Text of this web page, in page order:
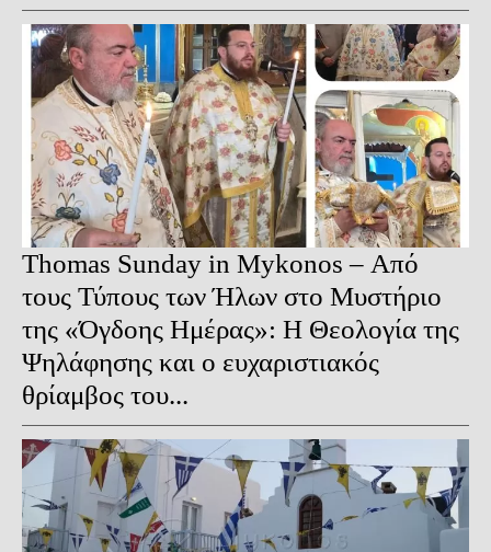
Thomas Sunday in Mykonos – Από
τους Τύπους των Ήλων στο Μυστήριο
της «Όγδοης Ημέρας»: Η Θεολογία της
Ψηλάφησης και ο ευχαριστιακός
θρίαμβος του...